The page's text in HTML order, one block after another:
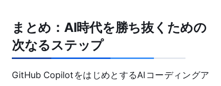
まとめ：AI時代を勝ち抜くための
次なるステップ
GitHub CopilotをはじめとするAIコーディングア